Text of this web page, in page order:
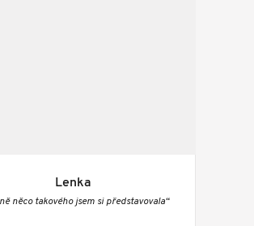
Lenka
něco takového jsem si představovala“